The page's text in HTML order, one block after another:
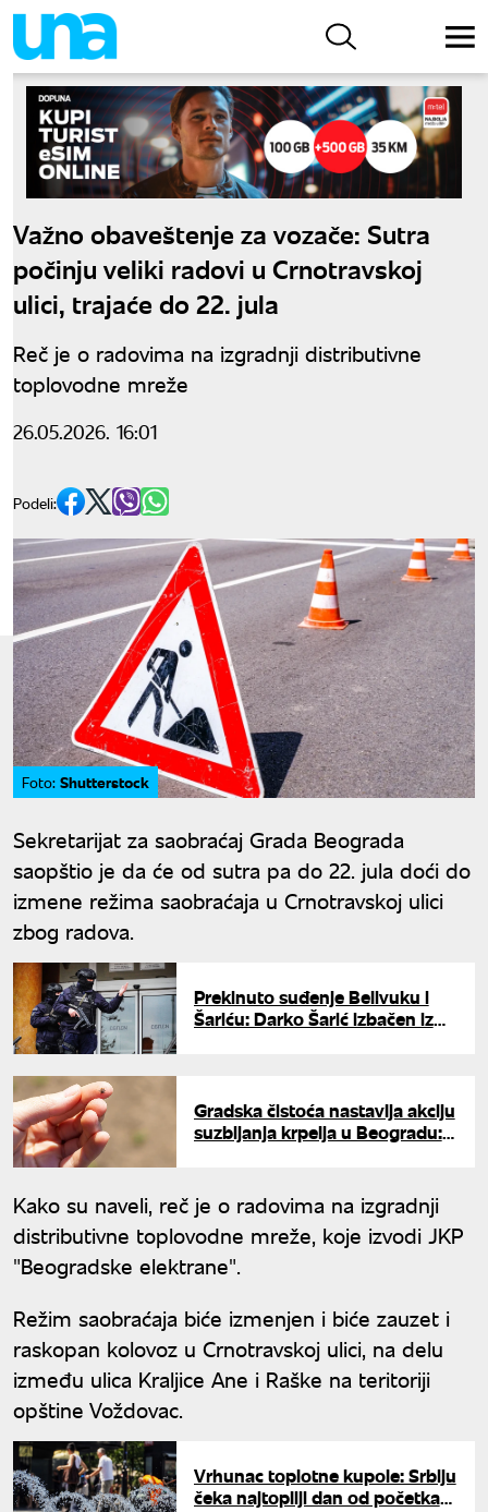
Važno obaveštenje za vozače: Sutra
počinju veliki radovi u Crnotravskoj
ulici, trajaće do 22. jula
Reč je o radovima na izgradnji distributivne
toplovodne mreže
26.05.2026. 16:01
Podeli:
Foto: Shutterstock
Sekretarijat za saobraćaj Grada Beograda
saopštio je da će od sutra pa do 22. jula doći do
izmene režima saobraćaja u Crnotravskoj ulici
zbog radova.
Prekinuto suđenje Belivuku i
Šariću: Darko Šarić izbačen iz
Gradska čistoća nastavlja akciju
suzbijanja krpelja u Beogradu:
Kako su naveli, reč je o radovima na izgradnji
distributivne toplovodne mreže, koje izvodi JKP
"Beogradske elektrane".
Režim saobraćaja biće izmenjen i biće zauzet i
raskopan kolovoz u Crnotravskoj ulici, na delu
između ulica Kraljice Ane i Raške na teritoriji
opštine Voždovac.
Vrhunac toplotne kupole: Srbiju
čeka najtopliji dan od početka